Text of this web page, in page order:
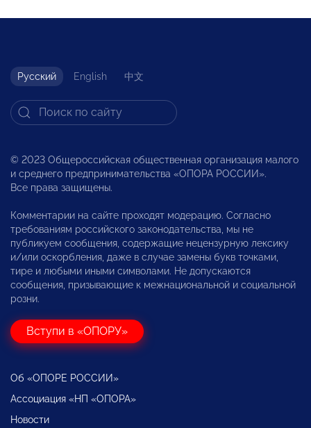
Русский English 中文
© 2023 Общероссийская общественная организация малого
и среднего предпринимательства «ОПОРА РОССИИ».
Все права защищены.
Комментарии на сайте проходят модерацию. Согласно
требованиям российского законодательства, мы не
публикуем сообщения, содержащие нецензурную лексику
и/или оскорбления, даже в случае замены букв точками,
тире и любыми иными символами. Не допускаются
сообщения, призывающие к межнациональной и социальной
розни.
Вступи в «ОПОРУ»
Об «ОПОРЕ РОССИИ»
Ассоциация «НП «ОПОРА»
Новости